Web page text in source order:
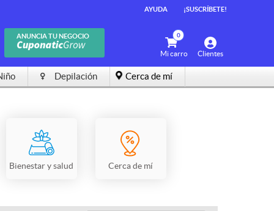
AYUDA ¡SUSCRÍBETE!
ANUNCIA TU NEGOCIO
Clientes
0
Mi carro
Depilación Cerca de mí
Bienestar y salud Cerca de mí